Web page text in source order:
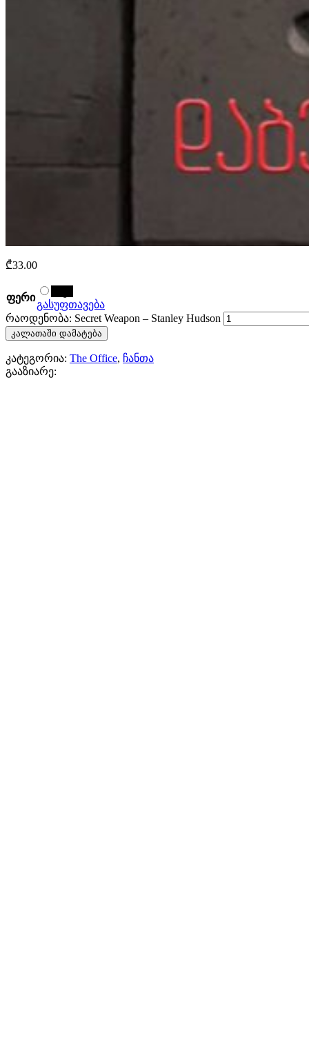
₾33.00
ფერი
გასუფთავება
რაოდენობა: Secret Weapon – Stanley Hudson
კალათაში დამატება
კატეგორია: The Office, ჩანთა
გააზიარე: